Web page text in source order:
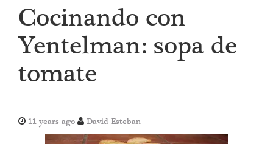
Cocinando con
Yentelman: sopa de
tomate
11 years ago David Esteban